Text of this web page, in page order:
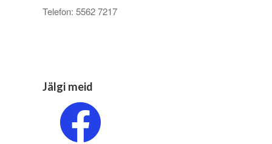
Telefon: 5562 7217
Jälgi meid